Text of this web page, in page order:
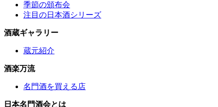
季節の頒布会
注目の日本酒シリーズ
酒蔵ギャラリー
蔵元紹介
酒楽万流
名門酒を買える店
日本名門酒会とは